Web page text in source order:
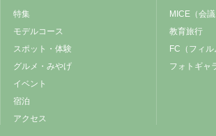
特集
モデルコース
スポット・体験
グルメ・みやげ
イベント
宿泊
アクセス
MICE（会議
教育旅行
FC（フィル
フォトギャ